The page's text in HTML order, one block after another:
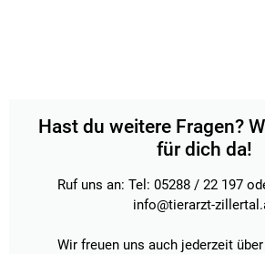
Hast du weitere Fragen?
für dich da!
Ruf uns an: Tel: 05288 / 22 197
info@tierarzt-
Wir freuen uns auch jederzeit